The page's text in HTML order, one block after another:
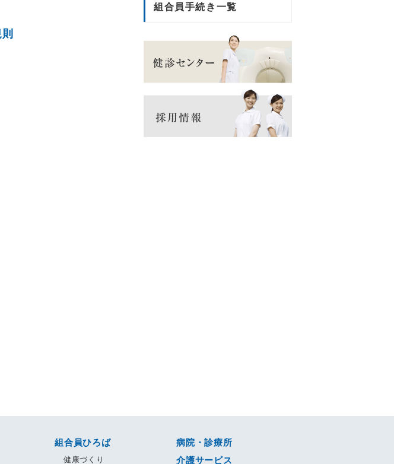
組合員手続き一覧
組合員ひろば
健康づくり
病院・診療所
介護サービス